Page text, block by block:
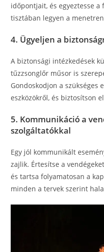
időpontjait, és egyeztesse
tisztában legyen a
4. Ügyeljen a
A biztonsági intézkedések
tűzzsonglőr műsor is
Gondoskodjon a szükséges
eszközökről, és biztosítson
5. Kommunikáció a
szolgáltatókkal
Egy jól kommunikált
zajlik. Értesítse a
és tartsa folyamatosan a
minden a tervek szerint